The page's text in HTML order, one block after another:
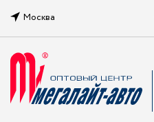
Москва